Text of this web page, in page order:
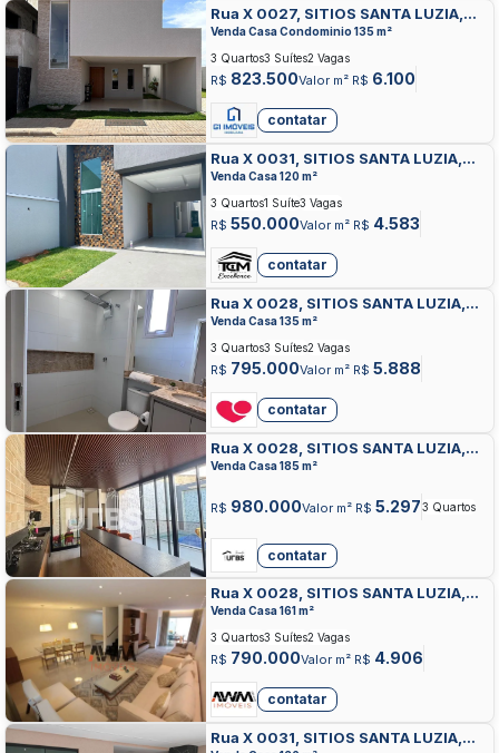
Rua X 0027, SITIOS SANTA LUZIA,
APARECIDA DE GOIANIA
Venda Casa Condominio 135 m²
R$ 823.500Valor m² R$ 6.100
3 Quartos3 Suítes2 Vagas
contatar
Rua X 0031, SITIOS SANTA LUZIA,
APARECIDA DE GOIANIA
Venda Casa 120 m²
R$ 550.000Valor m² R$ 4.583
3 Quartos1 Suíte3 Vagas
contatar
Rua X 0028, SITIOS SANTA LUZIA,
APARECIDA DE GOIANIA
Venda Casa 135 m²
R$ 795.000Valor m² R$ 5.888
3 Quartos3 Suítes2 Vagas
contatar
Rua X 0028, SITIOS SANTA LUZIA,
APARECIDA DE GOIANIA
Venda Casa 185 m²
R$ 980.000Valor m² R$ 5.2973 Quartos
contatar
Rua X 0028, SITIOS SANTA LUZIA,
APARECIDA DE GOIANIA
Venda Casa 161 m²
R$ 790.000Valor m² R$ 4.906
3 Quartos3 Suítes2 Vagas
contatar
Rua X 0031, SITIOS SANTA LUZIA,